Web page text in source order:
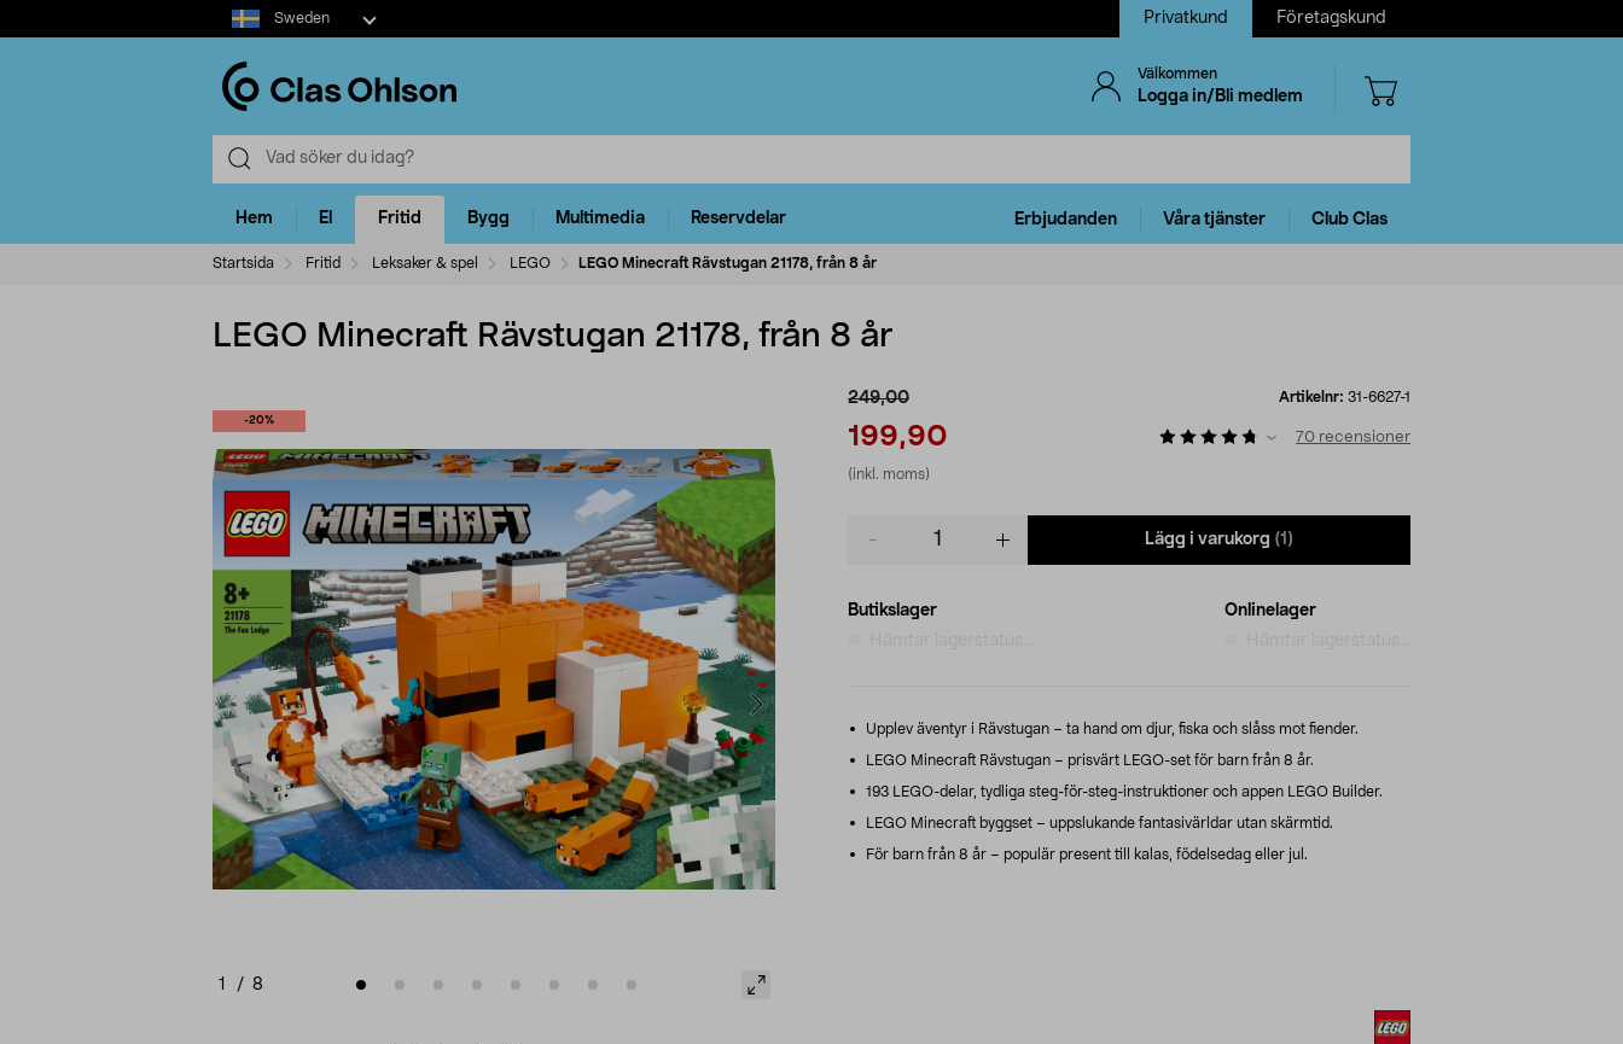
Select
market
Sweden Privatkund Företagskund
Välkommen
Logga in/Bli medlem
Hem El Fritid Bygg Multimedia Reservdelar Erbjudanden Våra tjänster Club Clas
Startsida Fritid Leksaker & spel LEGO LEGO Minecraft Rävstugan 21178, från 8 år
LEGO Minecraft Rävstugan 21178, från 8 år
-20%
1 / 8
249,00
199,90
(inkl. moms)
Artikelnr: 31-6627-1
70 recensioner
Lägg i varukorg (1)
Butikslager
Onlinelager
Upplev äventyr i Rävstugan – ta hand om djur, fiska och slåss mot fiender.
LEGO Minecraft Rävstugan – prisvärt LEGO-set för barn från 8 år.
193 LEGO-delar, tydliga steg-för-steg-instruktioner och appen LEGO Builder.
LEGO Minecraft byggset – uppslukande fantasivärldar utan skärmtid.
För barn från 8 år – populär present till kalas, födelsedag eller jul.